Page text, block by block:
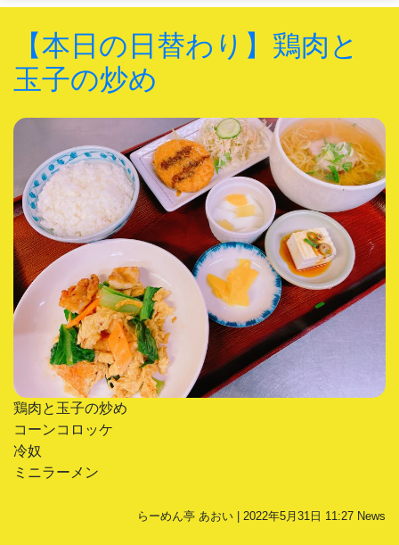
【本日の日替わり】鶏肉と
玉子の炒め
鶏肉と玉子の炒め
コーンコロッケ
冷奴
ミニラーメン
らーめん亭 あおい | 2022年5月31日 11:27 News